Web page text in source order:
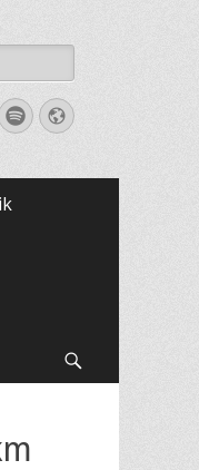
SpotifyWebsite